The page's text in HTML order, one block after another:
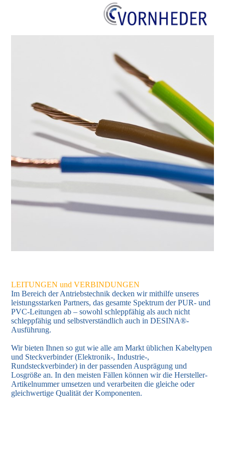
LEITUNGEN und VERBINDUNGEN
Im Bereich der Antriebstechnik decken wir mithilfe unseres
leistungsstarken Partners, das gesamte Spektrum der PUR- und
PVC-Leitungen ab – sowohl schleppfähig als auch nicht
schleppfähig und selbstverständlich auch in DESINA®-
Ausführung.
Wir bieten Ihnen so gut wie alle am Markt üblichen Kabeltypen
und Steckverbinder (Elektronik-, Industrie-,
Rundsteckverbinder) in der passenden Ausprägung und
Losgröße an. In den meisten Fällen können wir die Hersteller-
Artikelnummer umsetzen und verarbeiten die gleiche oder
gleichwertige Qualität der Komponenten.